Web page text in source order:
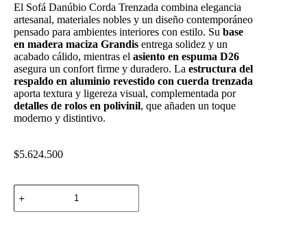
El Sofá Danúbio Corda Trenzada combina elegancia
artesanal, materiales nobles y un diseño contemporáneo
pensado para ambientes interiores con estilo. Su base
en madera maciza Grandis entrega solidez y un
acabado cálido, mientras el asiento en espuma D26
asegura un confort firme y duradero. La estructura del
respaldo en aluminio revestido con cuerda trenzada
aporta textura y ligereza visual, complementada por
detalles de rolos en polivinil, que añaden un toque
moderno y distintivo.
$5.624.500
SOFÁ
DANÚBIO
CUERDA